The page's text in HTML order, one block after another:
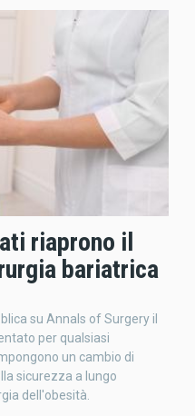
riaprono il
bariatrica
su Annals of Surgery il
per qualsiasi
un cambio di
sicurezza a lungo
dell'obesità.